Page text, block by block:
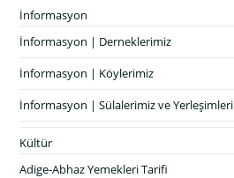
İnformasyon
İnformasyon | Derneklerimiz
İnformasyon | Köylerimiz
İnformasyon | Sülalerimiz ve Yerleşimleri
Kültür
Adige-Abhaz Yemekleri Tarifi